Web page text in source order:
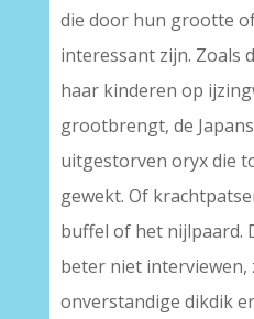
die door hun grootte
interessant zijn. Zoals
haar kinderen op
grootbrengt, de
uitgestorven oryx die
gewekt. Of
buffel of het nijlpaard.
beter niet interviewen,
onverstandige dikdik